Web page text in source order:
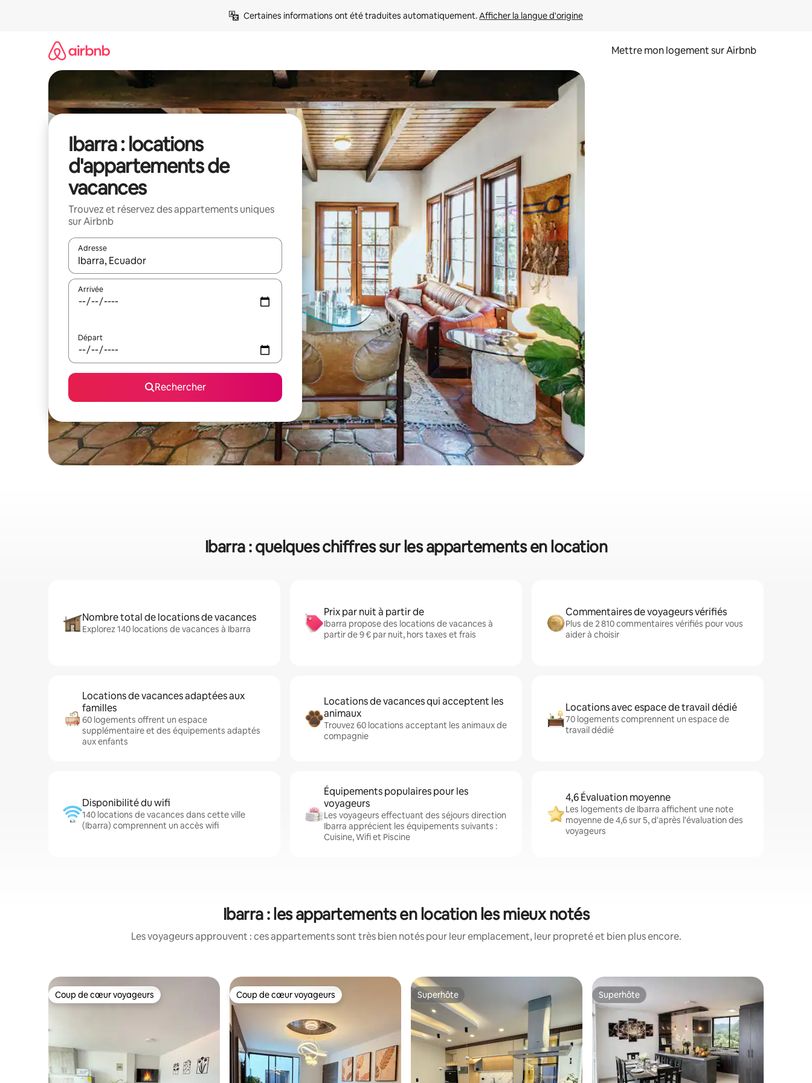
Certaines informations ont été traduites automatiquement. Afficher la langue d'origine
Mettre mon logement sur Airbnb
Ibarra : locations
d'appartements de
vacances
Trouvez et réservez des appartements uniques
sur Airbnb
Adresse
Lorsque les résultats s'affichent, utilisez les flèches vers le haut et vers le bas pour les parcourir ou en appuyant et en faisant glisser.
Arrivée
Départ
Rechercher
Ibarra : quelques chiffres sur les appartements en location
Nombre total de locations de vacances
Explorez 140 locations de vacances à Ibarra
Prix par nuit à partir de
Ibarra propose des locations de vacances à
partir de 9 € par nuit, hors taxes et frais
Commentaires de voyageurs vérifiés
Plus de 2 810 commentaires vérifiés pour vous
aider à choisir
Locations de vacances adaptées aux
familles
60 logements offrent un espace
supplémentaire et des équipements adaptés
aux enfants
Locations de vacances qui acceptent les
animaux
Trouvez 60 locations acceptant les animaux de
compagnie
Locations avec espace de travail dédié
70 logements comprennent un espace de
travail dédié
Disponibilité du wifi
140 locations de vacances dans cette ville
(Ibarra) comprennent un accès wifi
Équipements populaires pour les
voyageurs
Les voyageurs effectuant des séjours direction
Ibarra apprécient les équipements suivants :
Cuisine, Wifi et Piscine
4,6 Évaluation moyenne
Les logements de Ibarra affichent une note
moyenne de 4,6 sur 5, d'après l'évaluation des
voyageurs
Ibarra : les appartements en location les mieux notés
Les voyageurs approuvent : ces appartements sont très bien notés pour leur emplacement, leur propreté et bien plus encore.
Coup de cœur voyageurs
Coup de cœur voyageurs Coup de cœur voyageurs
Coup de cœur voyageurs Superhôte
Superhôte Superhôte
Superhôte